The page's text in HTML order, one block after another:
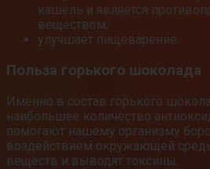
кашель и является
веществом;
улучшает пищеварение.
Польза горького шоколада
Именно в состав горького
наибольшее количество
помогают нашему организму
воздействием окружающей
веществ и выводят токсины.